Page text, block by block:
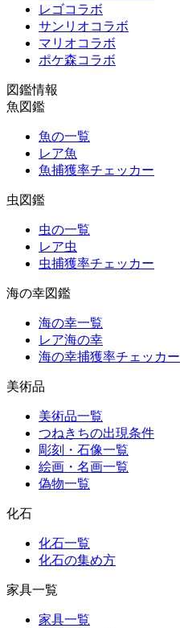
レゴコラボ
サンリオコラボ
マリオコラボ
ポケ森コラボ
図鑑情報
魚図鑑
魚の一覧
レア魚
魚捕獲率チェッカー
虫図鑑
虫の一覧
レア虫
虫捕獲率チェッカー
海の幸図鑑
海の幸一覧
レア海の幸
海の幸捕獲率チェッカー
美術品
美術品一覧
つねきちの出現条件
彫刻・石像一覧
絵画・名画一覧
偽物一覧
化石
化石一覧
化石の集め方
家具一覧
家具一覧